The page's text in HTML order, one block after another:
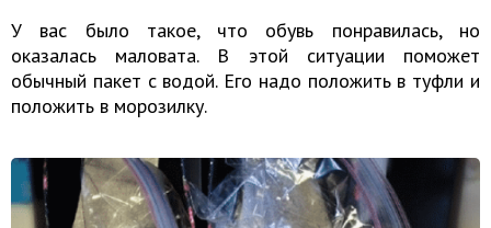
У вас было такое, что обувь понравилась, но
оказалась маловата. В этой ситуации поможет
обычный пакет с водой. Его надо положить в туфли и
положить в морозилку.